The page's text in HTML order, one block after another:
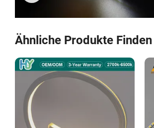
Ähnliche Produkte Finden